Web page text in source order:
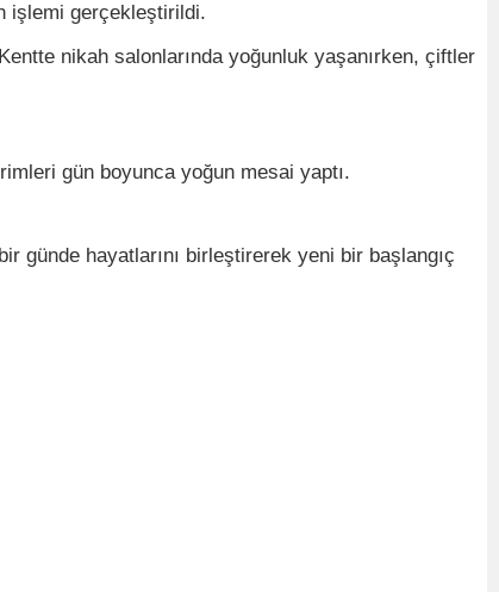
işlemi gerçekleştirildi.
nikah salonlarında yoğunluk yaşanırken, çiftler
gün boyunca yoğun mesai yaptı.
günde hayatlarını birleştirerek yeni bir başlangıç